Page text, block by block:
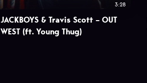
3:28
JACKBOYS & Travis Scott – OUT
WEST (ft. Young Thug)